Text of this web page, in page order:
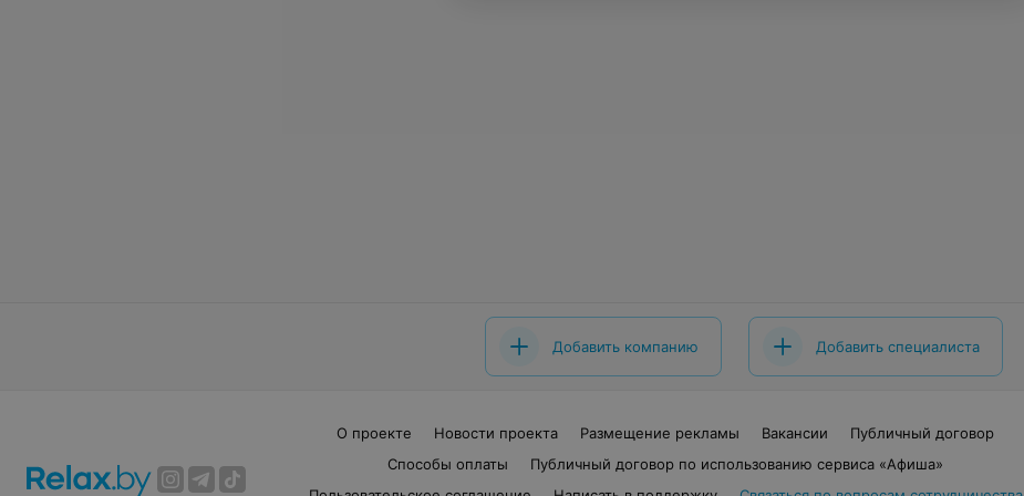
Добавить компанию Добавить специалиста
О проекте Новости проекта Размещение рекламы Вакансии
Публичный договор
Способы оплаты
Публичный договор по использованию сервиса «Афиша»